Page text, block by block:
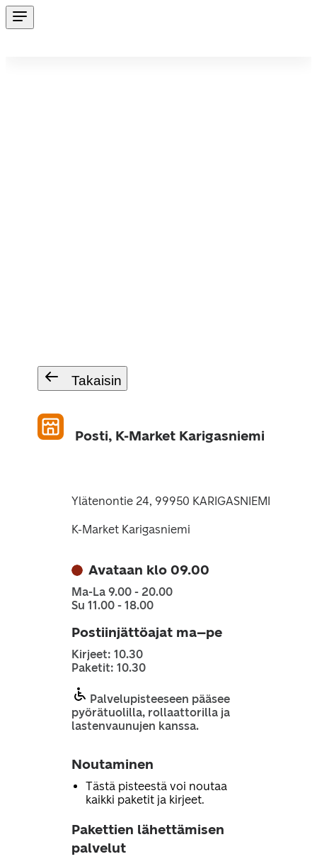
Takaisin
Posti, K-Market Karigasniemi
Ylätenontie 24, 99950 KARIGASNIEMI
K-Market Karigasniemi
Avataan klo 09.00
Ma-La 9.00 - 20.00
Su 11.00 - 18.00
Postiinjättöajat ma–pe
Kirjeet: 10.30
Paketit: 10.30
Palvelupisteeseen pääsee
pyörätuolilla, rollaattorilla ja
lastenvaunujen kanssa.
Noutaminen
Tästä pisteestä voi noutaa
kaikki paketit ja kirjeet.
Pakettien lähettämisen
palvelut